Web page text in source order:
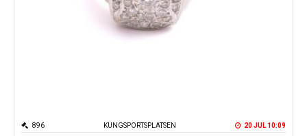
KUNGSPORTSPLATSEN
896 20 JUL 10:09